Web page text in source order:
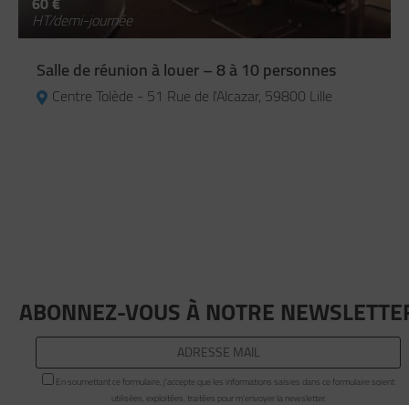
HT/demi-journée
Salle de réunion à louer – 8 à 10 personnes
Centre Tolède - 51 Rue de l'Alcazar, 59800 Lille
ABONNEZ-VOUS À NOTRE
En soumettant ce formulaire, j'accepte que les informations saisies dans ce formulaire soient
utilisées, exploitées, traitées pour m’envoyer la newsletter.